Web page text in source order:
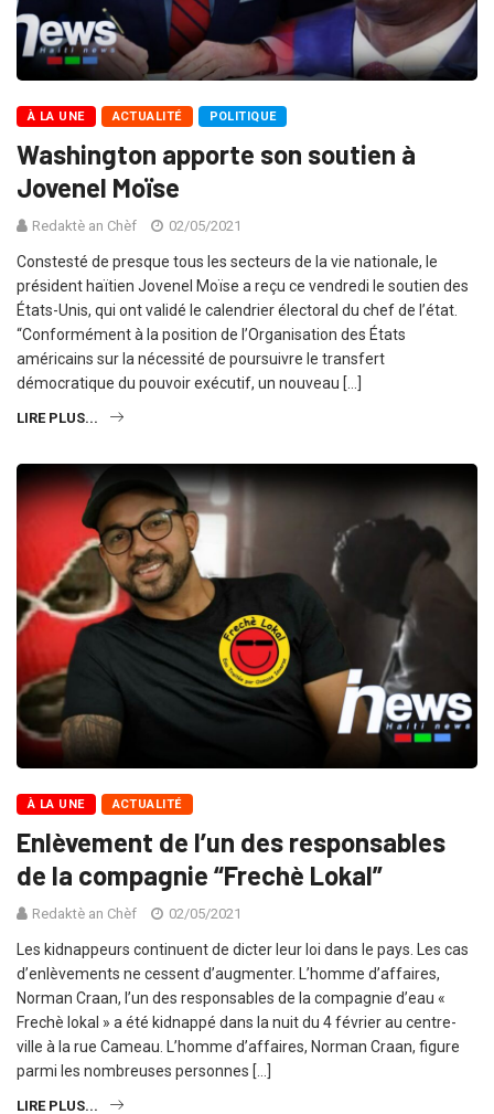
À LA UNE ACTUALITÉ POLITIQUE
Washington apporte son soutien à
Jovenel Moïse
Redaktè an Chèf 02/05/2021
Constesté de presque tous les secteurs de la vie nationale, le
président haïtien Jovenel Moïse a reçu ce vendredi le soutien des
États-Unis, qui ont validé le calendrier électoral du chef de l’état.
“Conformément à la position de l’Organisation des États
américains sur la nécessité de poursuivre le transfert
démocratique du pouvoir exécutif, un nouveau […]
LIRE PLUS...
À LA UNE ACTUALITÉ
Enlèvement de l’un des responsables
de la compagnie “Frechè Lokal”
Redaktè an Chèf 02/05/2021
Les kidnappeurs continuent de dicter leur loi dans le pays. Les cas
d’enlèvements ne cessent d’augmenter. L’homme d’affaires,
Norman Craan, l’un des responsables de la compagnie d’eau «
Frechè lokal » a été kidnappé dans la nuit du 4 février au centre-
ville à la rue Cameau. L’homme d’affaires, Norman Craan, figure
parmi les nombreuses personnes […]
LIRE PLUS...